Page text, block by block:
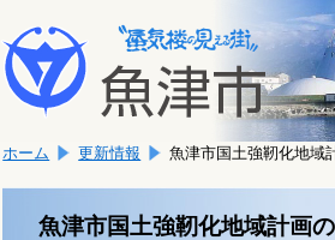
文
へ
移
ま
す。
こ
か
文
ホーム 更新情報 魚津市国土強靭化地域
魚津市国土強靭化地域計画